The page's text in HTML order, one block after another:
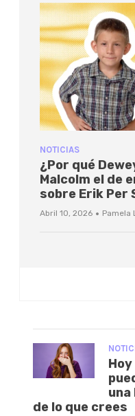
NOTICIAS
¿Por qué
Malcolm el de
sobre Erik Per
Abril 10, 2026 · Pamela
de lo que crees